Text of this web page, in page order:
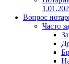
Вопрос
Часто